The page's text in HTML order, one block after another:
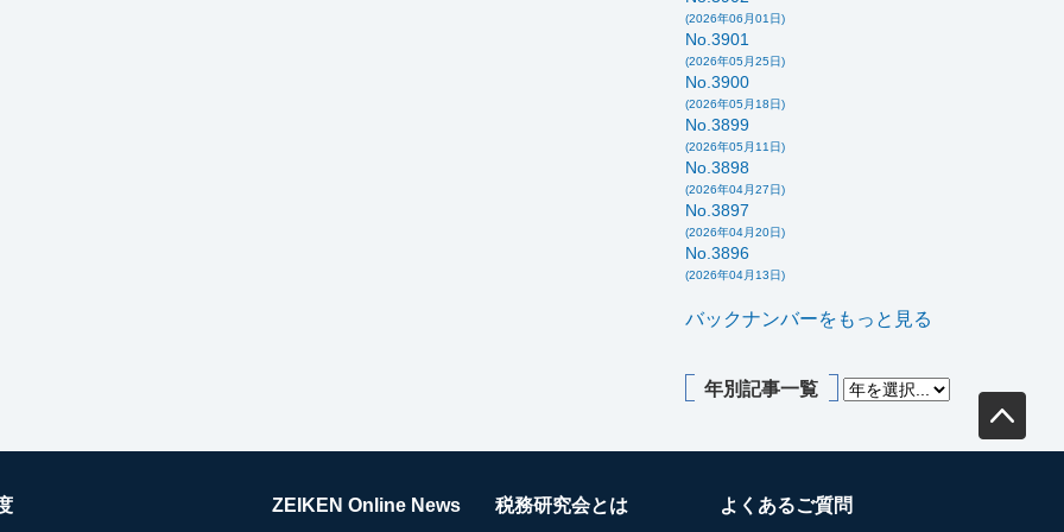
(2026年06月01日)
No.3901
(2026年05月25日)
No.3900
(2026年05月18日)
No.3899
(2026年05月11日)
No.3898
(2026年04月27日)
No.3897
(2026年04月20日)
No.3896
(2026年04月13日)
バックナンバーをもっと見る
年別記事一覧
ZEIKEN Online News 税務研究会とは よくあるご質問